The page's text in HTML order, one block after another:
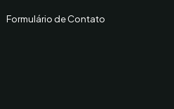
Formulário de Contato